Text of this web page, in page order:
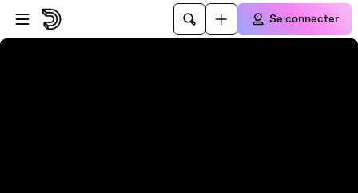
Passer au player
Passer au contenu principal
Se connecter